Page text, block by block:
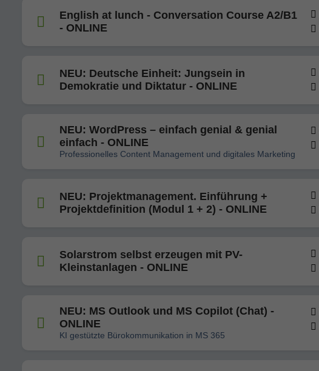
English at lunch - Conversation Course A2/B1
- ONLINE
NEU: Deutsche Einheit: Jungsein in
Demokratie und Diktatur - ONLINE
NEU: WordPress – einfach genial & genial
einfach - ONLINE
Professionelles Content Management und digitales Marketing
NEU: Projektmanagement. Einführung +
Projektdefinition (Modul 1 + 2) - ONLINE
Solarstrom selbst erzeugen mit PV-
Kleinstanlagen - ONLINE
NEU: MS Outlook und MS Copilot (Chat) -
ONLINE
KI gestützte Bürokommunikation in MS 365